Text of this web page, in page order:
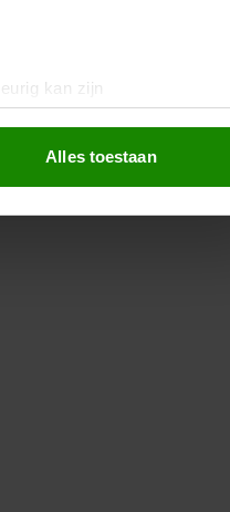
kan zijn
media te bieden en om ons
partners voor social
Alles toestaan